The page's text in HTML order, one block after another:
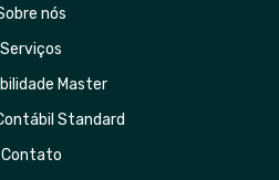
nós
Serviços
Master
Standard
Contato